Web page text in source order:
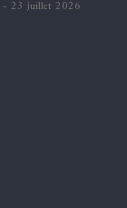
23 juillet 2026